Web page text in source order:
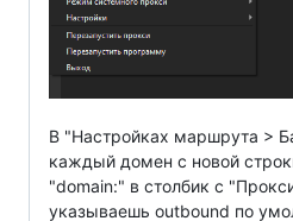
В "Настройках маршрута >
каждый домен с новой
"domain:" в столбик с
указываешь outbound по